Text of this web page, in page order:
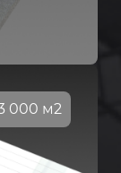
000 м2